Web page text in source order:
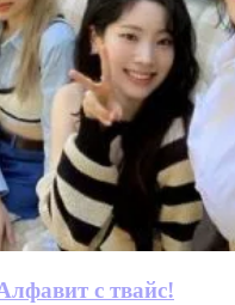
с твайс!